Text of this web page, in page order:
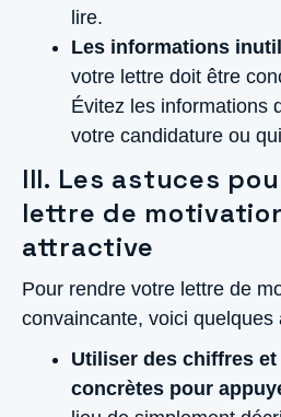
lire.
Les informations
votre lettre doit être
Évitez les informations
votre candidature ou
III. Les astuces
lettre de
attractive
Pour rendre votre lettre de
convaincante, voici quelques
Utiliser des chiffres
concrètes pour